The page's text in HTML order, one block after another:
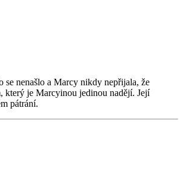
nenašlo a Marcy nikdy nepřijala, že
který je Marcyinou jedinou nadějí. Její
pátrání.